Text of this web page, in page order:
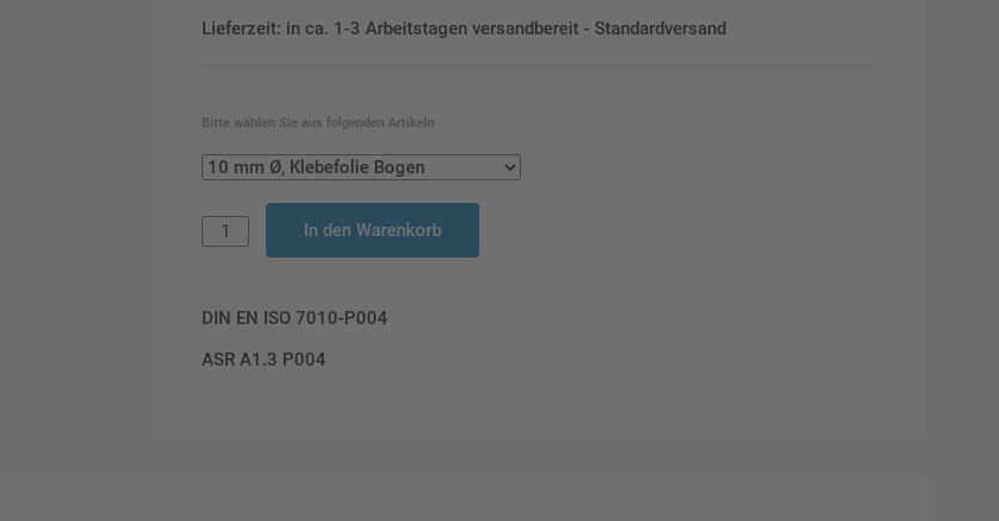
Lieferzeit: in ca. 1-3 Arbeitstagen versandbereit - Standardversand
Bitte wählen Sie aus folgenden Artikeln
In den Warenkorb
DIN EN ISO 7010-P004
ASR A1.3 P004